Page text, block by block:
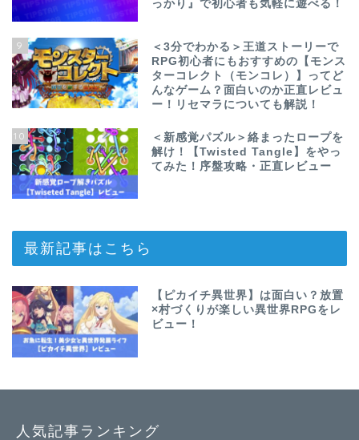
っかり』で初心者も気軽に遊べる！
9
＜3分でわかる＞王道ストーリーで
RPG初心者にもおすすめの【モンス
ターコレクト（モンコレ）】ってど
んなゲーム？面白いのか正直レビュ
ー！リセマラについても解説！
10
＜新感覚パズル＞絡まったロープを
解け！【Twisted Tangle】をやっ
てみた！序盤攻略・正直レビュー
最新記事はこちら
【ピカイチ異世界】は面白い？放置
×村づくりが楽しい異世界RPGをレ
ビュー！
人気記事ランキング